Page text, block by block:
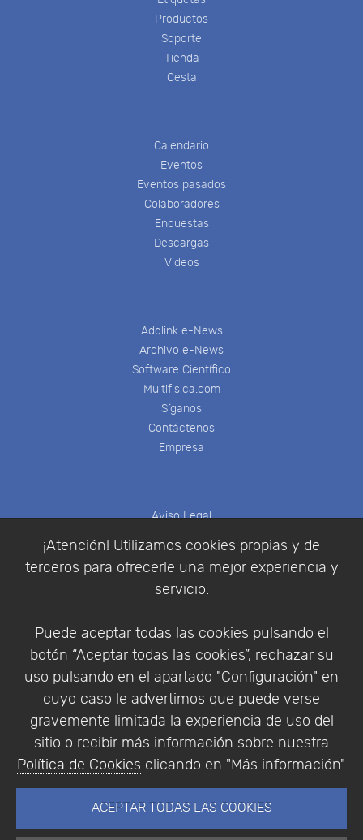
¡Atención! Utilizamos cookies propias y de
terceros para ofrecerle una mejor experiencia y
servicio.
Puede aceptar todas las cookies pulsando el
botón “Aceptar todas las cookies”, rechazar su
uso pulsando en el apartado "Configuración" en
cuyo caso le advertimos que puede verse
gravemente limitada la experiencia de uso del
sitio o recibir más información sobre nuestra
Política de Cookies clicando en "Más información".
ACEPTAR TODAS LAS COOKIES
Productos
Soporte
Tienda
Cesta
Calendario
Eventos
Eventos pasados
Colaboradores
Encuestas
Descargas
Videos
Addlink e-News
Archivo e-News
Software Científico
Multifisica.com
Síganos
Contáctenos
Empresa
Aviso Legal
Política de Privacidad
Condiciones de compra
Identificarse
Empresa|Aviso Legal| Política de Privacidad |
Política de Cookies
© Copyright 1994 - 2026. Addlink Software
Científico, S.L.
Portugal.